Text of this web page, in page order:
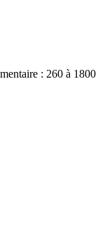
: 260 à 1800